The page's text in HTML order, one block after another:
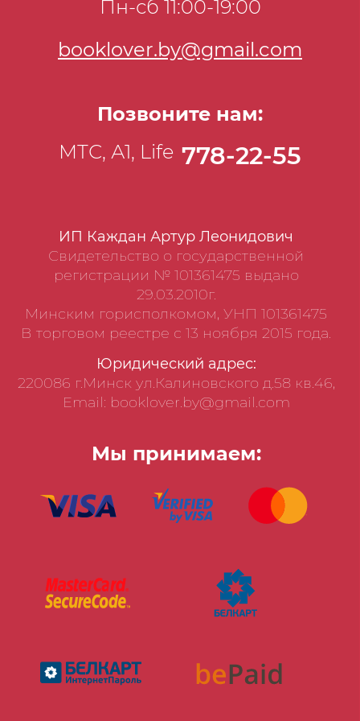
собственной жизнью». Партизанская
повести» и «Карателях», которые легли в
произведениях о зверствах гитлеровского
ИП Каждан Артур Леонидович
Свидетельство о государственной
регистрации № 101361475 выдано
29.03.2010г.
Минским горисполкомом, УНП 101361475
В торговом реестре с 13 ноября 2015 года.
Юридический адрес:
220086 г.Минск ул.Калиновского д.58 кв.46,
Email: booklover.by@gmail.com
Мы принимаем:
Пн-сб 11:00-19:00
booklover.by@gmail.com
Позвоните нам:
МТС, А1, Life 778-22-55